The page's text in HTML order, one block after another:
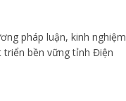
pháp luận, kinh nghiệm
bền vững tỉnh Điện